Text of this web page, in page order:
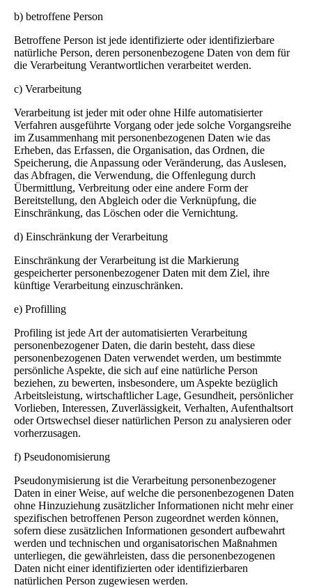
b) betroffene Person
Betroffene Person ist jede identifizierte oder identifizierbare
natürliche Person, deren personenbezogene Daten von dem für
die Verarbeitung Verantwortlichen verarbeitet werden.
c) Verarbeitung
Verarbeitung ist jeder mit oder ohne Hilfe automatisierter
Verfahren ausgeführte Vorgang oder jede solche Vorgangsreihe
im Zusammenhang mit personenbezogenen Daten wie das
Erheben, das Erfassen, die Organisation, das Ordnen, die
Speicherung, die Anpassung oder Veränderung, das Auslesen,
das Abfragen, die Verwendung, die Offenlegung durch
Übermittlung, Verbreitung oder eine andere Form der
Bereitstellung, den Abgleich oder die Verknüpfung, die
Einschränkung, das Löschen oder die Vernichtung.
d) Einschränkung der Verarbeitung
Einschränkung der Verarbeitung ist die Markierung
gespeicherter personenbezogener Daten mit dem Ziel, ihre
künftige Verarbeitung einzuschränken.
e) Profilling
Profiling ist jede Art der automatisierten Verarbeitung
personenbezogener Daten, die darin besteht, dass diese
personenbezogenen Daten verwendet werden, um bestimmte
persönliche Aspekte, die sich auf eine natürliche Person
beziehen, zu bewerten, insbesondere, um Aspekte bezüglich
Arbeitsleistung, wirtschaftlicher Lage, Gesundheit, persönlicher
Vorlieben, Interessen, Zuverlässigkeit, Verhalten, Aufenthaltsort
oder Ortswechsel dieser natürlichen Person zu analysieren oder
vorherzusagen.
f) Pseudonomisierung
Pseudonymisierung ist die Verarbeitung personenbezogener
Daten in einer Weise, auf welche die personenbezogenen Daten
ohne Hinzuziehung zusätzlicher Informationen nicht mehr einer
spezifischen betroffenen Person zugeordnet werden können,
sofern diese zusätzlichen Informationen gesondert aufbewahrt
werden und technischen und organisatorischen Maßnahmen
unterliegen, die gewährleisten, dass die personenbezogenen
Daten nicht einer identifizierten oder identifizierbaren
natürlichen Person zugewiesen werden.